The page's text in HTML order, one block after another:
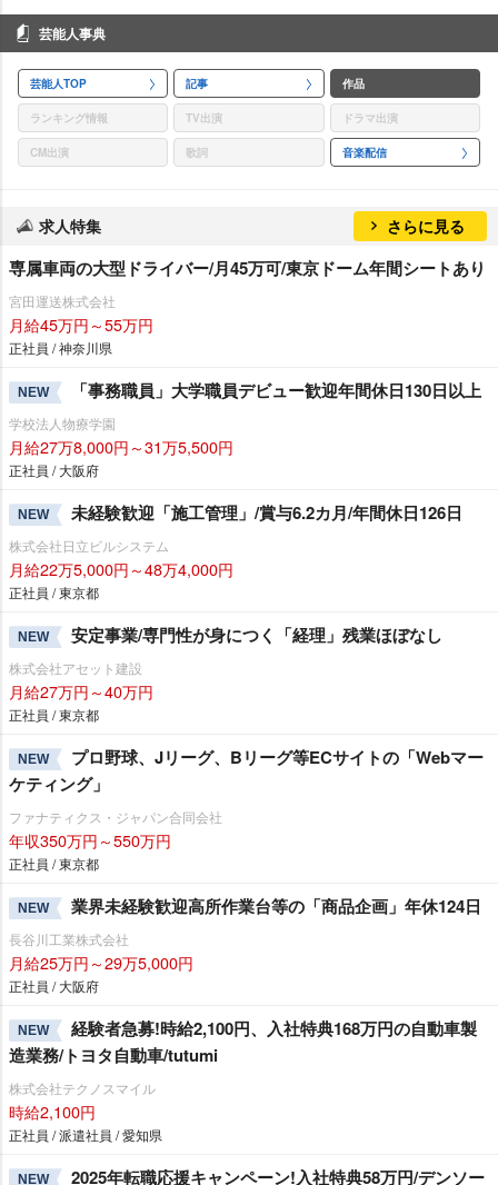
芸能人事典
芸能人TOP 記事 作品
ランキング情報 TV出演 ドラマ出演
CM出演 歌詞 音楽配信
求人特集 さらに見る
専属車両の大型ドライバー/月45万可/東京ドーム年間シートあり
宮田運送株式会社
月給45万円～55万円
正社員 / 神奈川県
NEW 「事務職員」大学職員デビュー歓迎年間休日130日以上
学校法人物療学園
月給27万8,000円～31万5,500円
正社員 / 大阪府
NEW 未経験歓迎「施工管理」/賞与6.2カ月/年間休日126日
株式会社日立ビルシステム
月給22万5,000円～48万4,000円
正社員 / 東京都
NEW 安定事業/専門性が身につく「経理」残業ほぼなし
株式会社アセット建設
月給27万円～40万円
正社員 / 東京都
NEW
プロ野球、Jリーグ、Bリーグ等ECサイトの「Webマー
ケティング」
ファナティクス・ジャパン合同会社
年収350万円～550万円
正社員 / 東京都
NEW 業界未経験歓迎高所作業台等の「商品企画」年休124日
長谷川工業株式会社
月給25万円～29万5,000円
正社員 / 大阪府
NEW
経験者急募!時給2,100円、入社特典168万円の自動車製
造業務/トヨタ自動車/tutumi
株式会社テクノスマイル
時給2,100円
正社員 / 派遣社員 / 愛知県
NEW 2025年転職応援キャンペーン!入社特典58万円/デンソー